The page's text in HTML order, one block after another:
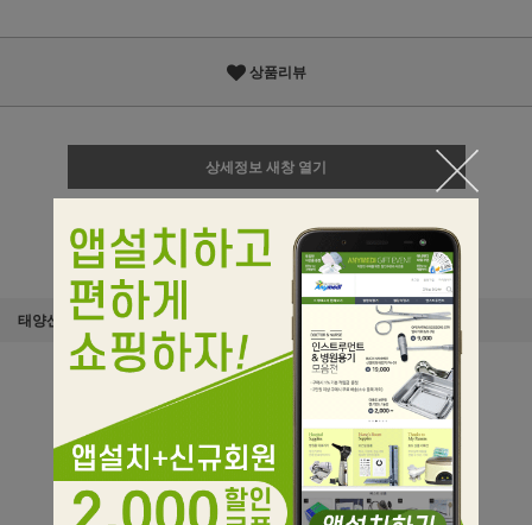
상품리뷰
상세정보 새창 열기
상세 정보를 확대해 보실 수 있습니다.
태양산업 태양압봉 1호